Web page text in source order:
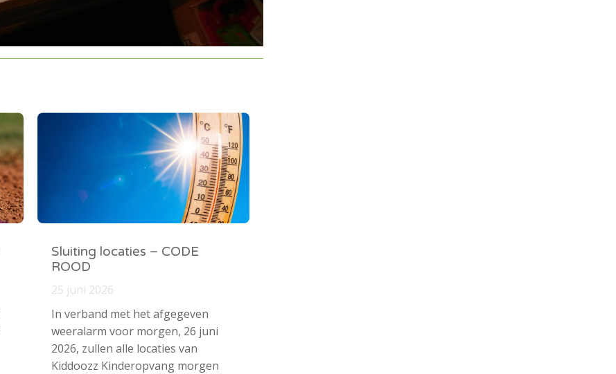
Sluiting locaties – CODE
ROOD
25 juni 2026
In verband met het afgegeven
weeralarm voor morgen, 26 juni
2026, zullen alle locaties van
Kiddoozz Kinderopvang morgen